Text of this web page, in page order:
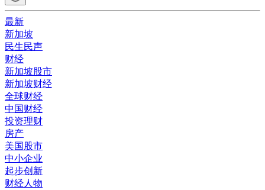
最新
新加坡
民生民声
财经
新加坡股市
新加坡财经
全球财经
中国财经
投资理财
房产
美国股市
中小企业
起步创新
财经人物